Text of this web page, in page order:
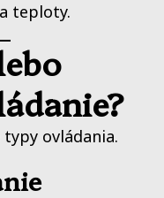
teploty.
ovládania.